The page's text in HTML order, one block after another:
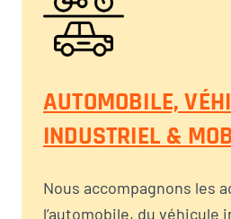
AUTOMOBILE,
INDUSTRIEL &
Nous accompagnons les
l’automobile, du véhicule